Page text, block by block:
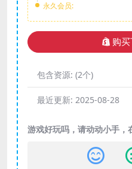
永久会员:
购
包含资源: (2个)
最近更新: 2025-08-28
游戏好玩吗，请动动小手，